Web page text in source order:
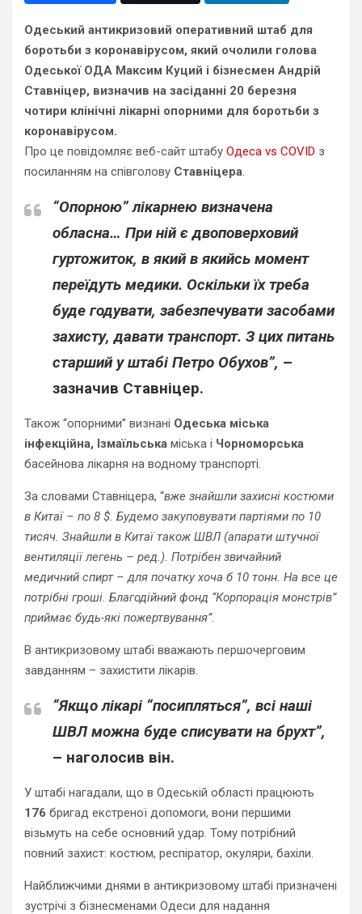
Одеський антикризовий оперативний штаб для
боротьби з коронавірусом, який очолили голова
Одеської ОДА Максим Куций і бізнесмен Андрій
Ставніцер, визначив на засіданні 20 березня
чотири клінічні лікарні опорними для боротьби з
коронавірусом.
Про це повідомляє веб-сайт штабу Одеса vs COVID з
посиланням на співголову Ставніцера.
“Опорною” лікарнею визначена
обласна… При ній є двоповерховий
гуртожиток, в який в якийсь момент
переїдуть медики. Оскільки їх треба
буде годувати, забезпечувати засобами
захисту, давати транспорт. З цих питань
старший у штабі Петро Обухов”, –
зазначив Ставніцер.
Також “опорними” визнані Одеська міська
інфекційна, Ізмаїльська міська і Чорноморська
басейнова лікарня на водному транспорті.
За словами Ставніцера, “вже знайшли захисні костюми
в Китаї – по 8 $. Будемо закуповувати партіями по 10
тисяч. Знайшли в Китаї також ШВЛ (апарати штучної
вентиляції легень – ред.). Потрібен звичайний
медичний спирт – для початку хоча б 10 тонн. На все це
потрібні гроші. Благодійний фонд “Корпорація монстрів”
приймає будь-які пожертвування”.
В антикризовому штабі вважають першочерговим
завданням – захистити лікарів.
“Якщо лікарі “посипляться”, всі наші
ШВЛ можна буде списувати на брухт”,
– наголосив він.
У штабі нагадали, що в Одеській області працюють
176 бригад екстреної допомоги, вони першими
візьмуть на себе основний удар. Тому потрібний
повний захист: костюм, респіратор, окуляри, бахіли.
Найближчими днями в антикризовому штабі призначені
зустрічі з бізнесменами Одеси для надання